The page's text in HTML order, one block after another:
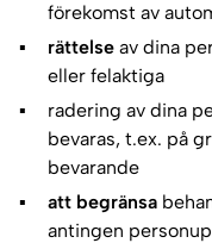
förekomst av
rättelse av dina
eller felaktiga
radering av dina
bevaras, t.ex. på
bevarande
att begränsa
antingen